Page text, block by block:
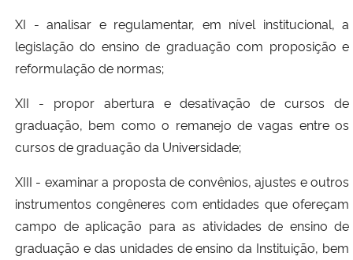
XI - analisar e regulamentar, em nível institucional, a
legislação do ensino de graduação com proposição e
reformulação de normas;
XII - propor abertura e desativação de cursos de
graduação, bem como o remanejo de vagas entre os
cursos de graduação da Universidade;
XIII - examinar a proposta de convênios, ajustes e outros
instrumentos congêneres com entidades que ofereçam
campo de aplicação para as atividades de ensino de
graduação e das unidades de ensino da Instituição, bem